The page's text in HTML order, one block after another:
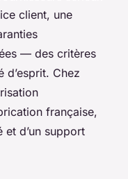
client, une
— des critères
d’esprit. Chez
française,
et d’un support